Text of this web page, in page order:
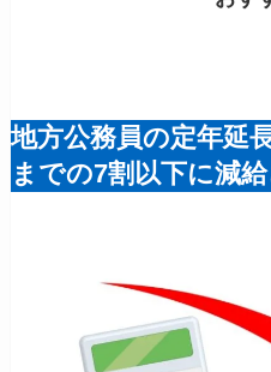
地方公務員の定年延
までの7割以下に減